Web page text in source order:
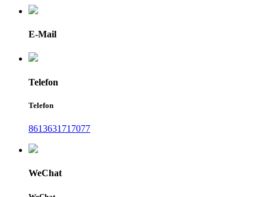
E-Mail
Telefon
Telefon
8613631717077
WeChat